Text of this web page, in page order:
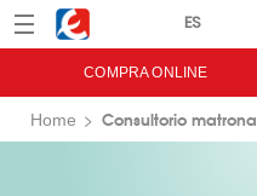
Menú Eroski
COMPRA ONLINE
Home Consultorio matrona